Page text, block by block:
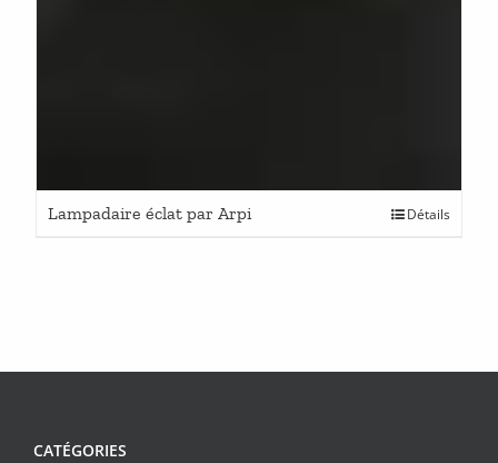
Lampadaire éclat par Arpi Détails
CATÉGORIES